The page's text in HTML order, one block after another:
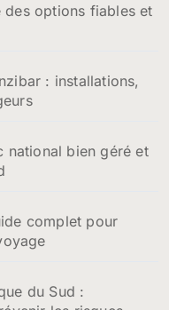
des options fiables et
: installations,
national bien géré et
complet pour
du Sud :